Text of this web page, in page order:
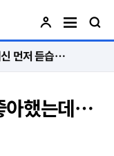
“절대 먼저 말하지 않아요. 대신 먼저 듣습니다”
아했는데…